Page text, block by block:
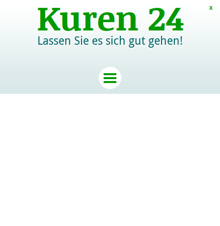
Lassen Sie es sich gut gehen!
x